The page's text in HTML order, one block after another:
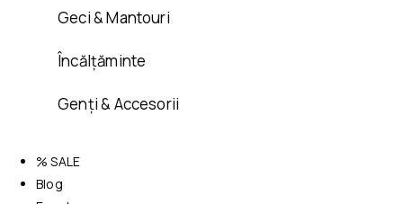
Geci & Mantouri
Încălțăminte
Genți & Accesorii
% SALE
Blog